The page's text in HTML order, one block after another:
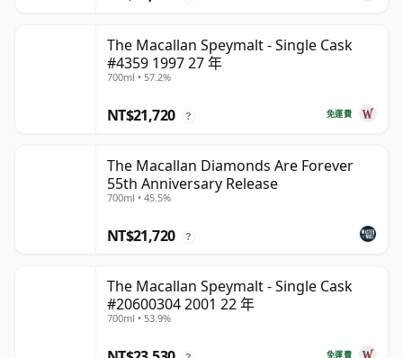
The Macallan Speymalt - Single Cask
#4359 1997 27 年
700ml • 57.2%
免運費
NT$21,720 ?
The Macallan Diamonds Are Forever
55th Anniversary Release
700ml • 45.5%
NT$21,720 ?
The Macallan Speymalt - Single Cask
#20600304 2001 22 年
700ml • 53.9%
免運費